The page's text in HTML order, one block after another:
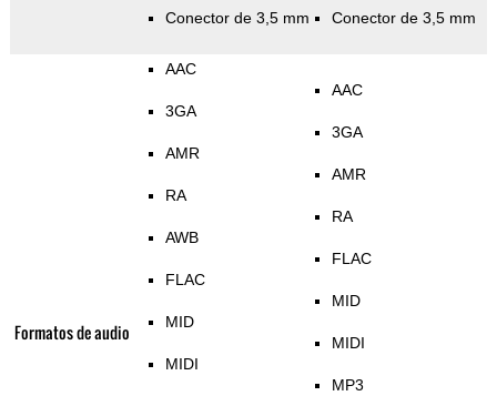
Conector de 3,5 mm Conector de 3,5 mm
Formatos de audio
AAC
3GA
AMR
RA
AWB
FLAC
MID
MIDI
AAC
3GA
AMR
RA
FLAC
MID
MIDI
MP3